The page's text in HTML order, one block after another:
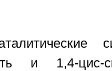
и 1,4-цис-